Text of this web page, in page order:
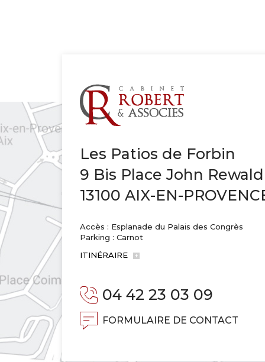
Les Patios de Forbin
9 Bis Place John Rewald
13100 AIX-EN-
Accès : Esplanade du Palais des Congrès
Parking : Carnot
ITINÉRAIRE
04 42 23 03 09
FORMULAIRE DE CONTACT